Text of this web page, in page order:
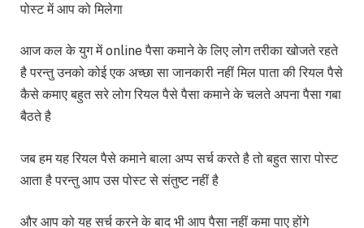
पोस्ट में आप को मिलेगा
आज कल के युग में online पैसा कमाने के लिए लोग तरीका खोजते रहते
है परन्तु उनको कोई एक अच्छा सा जानकारी नहीं मिल पाता की रियल पैसे
कैसे कमाए बहुत सरे लोग रियल पैसे पैसा कमाने के चलते अपना पैसा गबा
बैठते है
जब हम यह रियल पैसे कमाने बाला अप्प सर्च करते है तो बहुत सारा पोस्ट
आता है परन्तु आप उस पोस्ट से संतुष्ट नहीं है
और आप को यह सर्च करने के बाद भी आप पैसा नहीं कमा पाए होंगे